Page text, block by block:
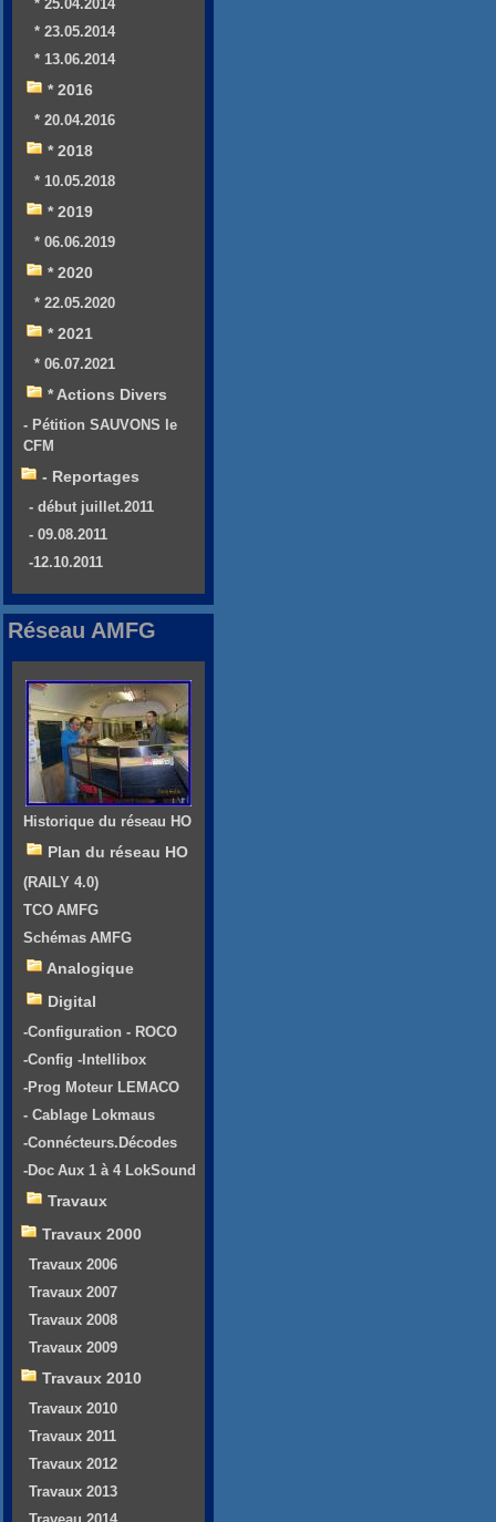
* 25.04.2014
* 23.05.2014
* 13.06.2014
* 2016
* 20.04.2016
* 2018
* 10.05.2018
* 2019
* 06.06.2019
* 2020
* 22.05.2020
* 2021
* 06.07.2021
* Actions Divers
- Pétition SAUVONS le
CFM
- Reportages
- début juillet.2011
- 09.08.2011
-12.10.2011
Réseau AMFG
Historique du réseau HO
Plan du réseau HO
(RAILY 4.0)
TCO AMFG
Schémas AMFG
Analogique
Digital
-Configuration - ROCO
-Config -Intellibox
-Prog Moteur LEMACO
- Cablage Lokmaus
-Connécteurs.Décodes
-Doc Aux 1 à 4 LokSound
Travaux
Travaux 2000
Travaux 2006
Travaux 2007
Travaux 2008
Travaux 2009
Travaux 2010
Travaux 2010
Travaux 2011
Travaux 2012
Travaux 2013